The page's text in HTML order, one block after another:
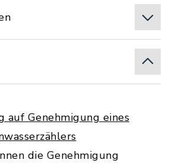
auf Genehmigung eines
die Genehmigung